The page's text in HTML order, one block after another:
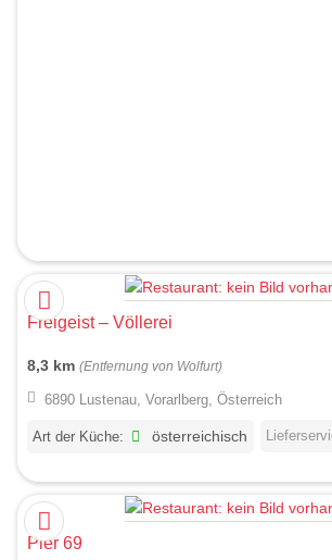
Freigeist – Völlerei
8,3 km (Entfernung von Wolfurt)
6890 Lustenau, Vorarlberg, Österreich
Art der Küche: österreichisch
Pier 69